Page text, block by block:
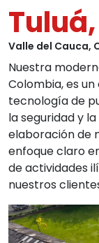
Tuluá,
Valle del Cauca,
Nuestra
Colombia, es
tecnología de
la seguridad y
elaboración de
enfoque claro
de actividades
nuestros